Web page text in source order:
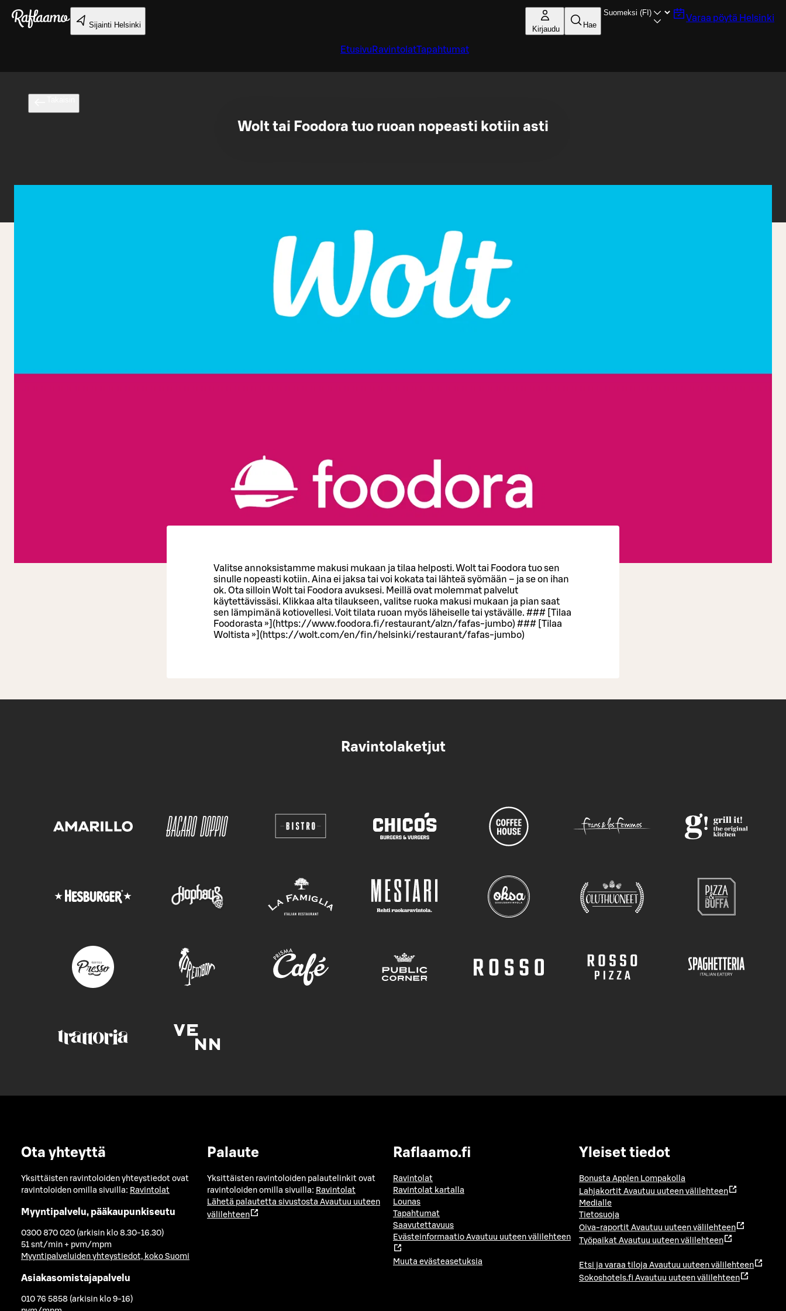
Siirry pääsisältöön
Sijainti Helsinki Kirjaudu Hae
Varaa pöytä Helsinki
Etusivu RavintolatTapahtumat
Wolt tai Foodora tuo ruoan nopeasti kotiin asti
Valitse annoksistamme makusi mukaan ja tilaa helposti. Wolt tai Foodora tuo sen
sinulle nopeasti kotiin. Aina ei jaksa tai voi kokata tai lähteä syömään – ja se on ihan
ok. Ota silloin Wolt tai Foodora avuksesi. Meillä ovat molemmat palvelut
käytettävissäsi. Klikkaa alta tilaukseen, valitse ruoka makusi mukaan ja pian saat
sen lämpimänä kotiovellesi. Voit tilata ruoan myös läheiselle tai ystävälle. ### [Tilaa
Foodorasta »](https://www.foodora.fi/restaurant/alzn/fafas-jumbo) ### [Tilaa
Woltista »](https://wolt.com/en/fin/helsinki/restaurant/fafas-jumbo)
Ravintolaketjut
Ota yhteyttä
Yksittäisten ravintoloiden yhteystiedot ovat
ravintoloiden omilla sivuilla: Ravintolat
Myyntipalvelu, pääkaupunkiseutu
0300 870 020 (arkisin klo 8.30-16.30)
51 snt/min + pvm/mpm
Myyntipalveluiden yhteystiedot, koko Suomi
Asiakasomistajapalvelu
010 76 5858 (arkisin klo 9-16)
Palaute
Yksittäisten ravintoloiden palautelinkit ovat
ravintoloiden omilla sivuilla: Ravintolat
Lähetä palautetta sivustosta Avautuu uuteen
välilehteen
Raflaamo.fi
Ravintolat
Ravintolat kartalla
Lounas
Tapahtumat
Saavutettavuus
Evästeinformaatio Avautuu uuteen välilehteen
Muuta evästeasetuksia
Yleiset tiedot
Bonusta Applen Lompakolla
Lahjakortit Avautuu uuteen välilehteen
Medialle
Tietosuoja
Oiva-raportit Avautuu uuteen välilehteen
Työpaikat Avautuu uuteen välilehteen
Etsi ja varaa tiloja Avautuu uuteen välilehteen
Sokoshotels.fi Avautuu uuteen välilehteen